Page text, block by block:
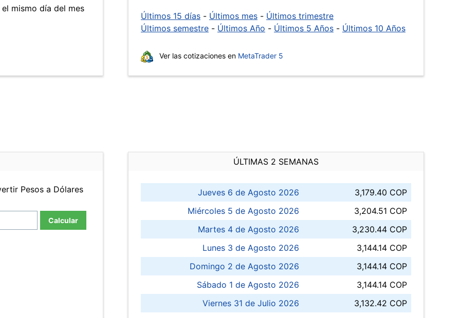
mismo día del mes
Últimos 15 días - Últimos mes - Últimos trimestre
Últimos semestre - Últimos Año - Últimos 5 Años - Últimos 10 Años
Ver las cotizaciones en MetaTrader 5
Pesos a Dólares
Calcular
ÚLTIMAS 2 SEMANAS
Jueves 6 de Agosto 2026
3,179.40 COP
Miércoles 5 de Agosto 2026
3,204.51 COP
Martes 4 de Agosto 2026
3,230.44 COP
Lunes 3 de Agosto 2026
3,144.14 COP
Domingo 2 de Agosto 2026
3,144.14 COP
Sábado 1 de Agosto 2026
3,144.14 COP
Viernes 31 de Julio 2026
3,132.42 COP